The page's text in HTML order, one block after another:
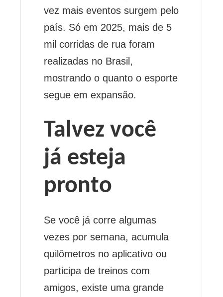
vez mais eventos surgem pelo
país. Só em 2025, mais de 5
mil corridas de rua foram
realizadas no Brasil,
mostrando o quanto o esporte
segue em expansão.
Talvez você
já esteja
pronto
Se você já corre algumas
vezes por semana, acumula
quilômetros no aplicativo ou
participa de treinos com
amigos, existe uma grande